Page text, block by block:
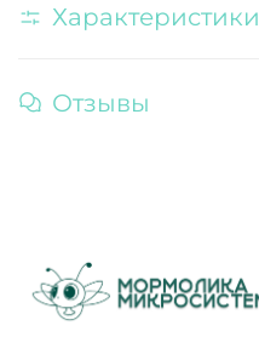
Характеристики
Отзывы